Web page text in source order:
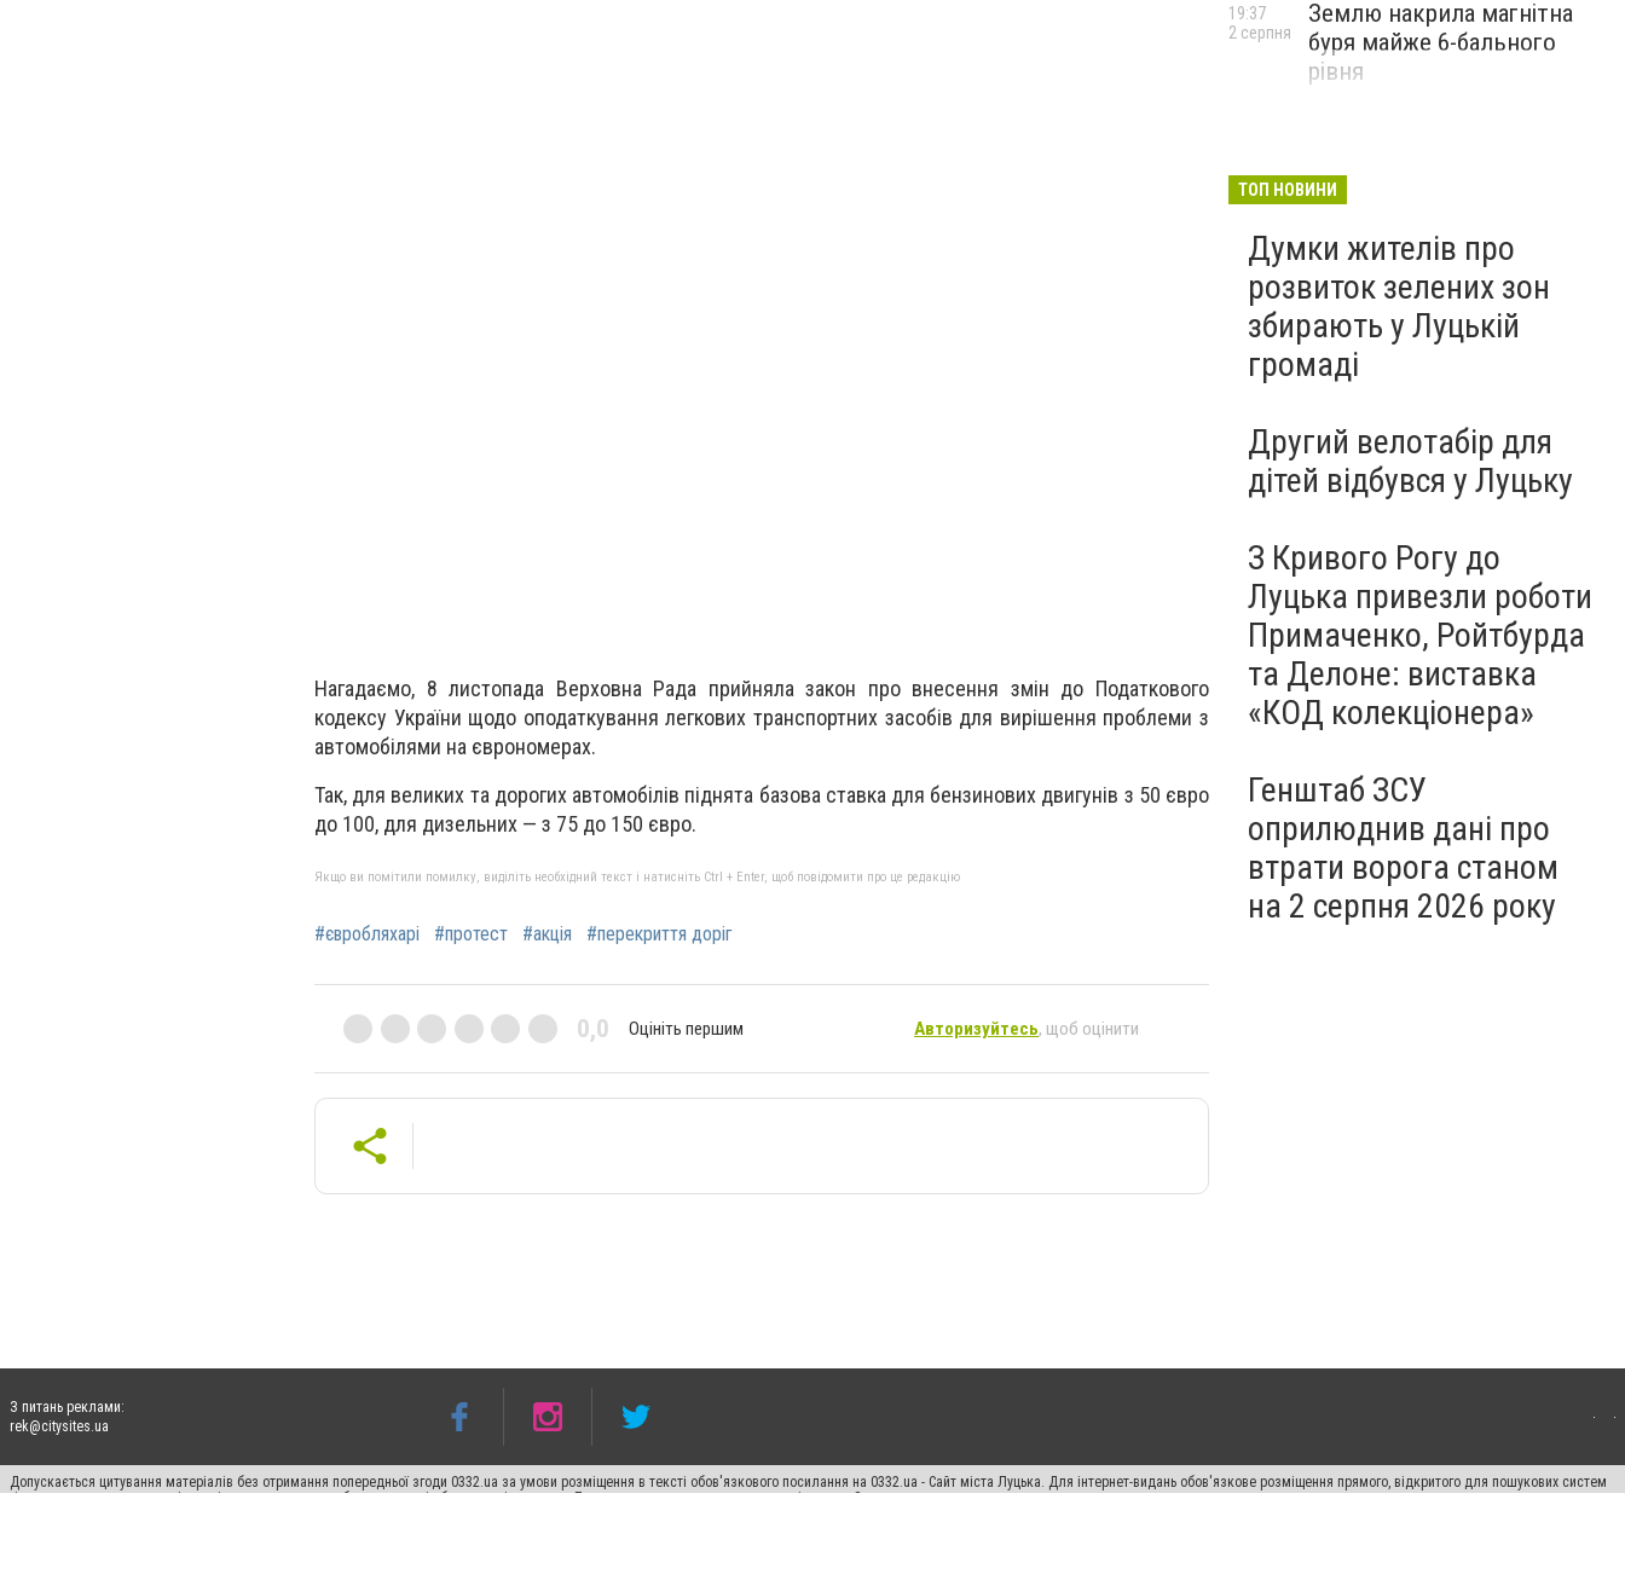
Нагадаємо, 8 листопада Верховна Рада прийняла закон про внесення змін до Податкового
кодексу України щодо оподаткування легкових транспортних засобів для вирішення проблеми з
автомобілями на єврономерах.
Так, для великих та дорогих автомобілів піднята базова ставка для бензинових двигунів з 50 євро
до 100, для дизельних — з 75 до 150 євро.
Якщо ви помітили помилку, виділіть необхідний текст і натисніть Ctrl + Enter, щоб повідомити про це редакцію
#євробляхарі #протест #акція #перекриття доріг
0,0 Оцініть першим Авторизуйтесь, щоб оцінити
Землю накрила магнітна
буря майже 6-бального
рівня
19:37
2 серпня
ТОП НОВИНИ
Думки жителів про
розвиток зелених зон
збирають у Луцькій
громаді
Другий велотабір для
дітей відбувся у Луцьку
З Кривого Рогу до
Луцька привезли роботи
Примаченко, Ройтбурда
та Делоне: виставка
«КОД колекціонера»
Генштаб ЗСУ
оприлюднив дані про
втрати ворога станом
на 2 серпня 2026 року
З питань реклами:
rek@citysites.ua
Допускається цитування матеріалів без отримання попередньої згоди 0332.ua за умови розміщення в тексті обов'язкового посилання на 0332.ua - Сайт міста Луцька. Для інтернет-видань обов'язкове розміщення прямого, відкритого для пошукових систем
гіперпосилання на цитовані статті не нижче другого абзацу в тексті або в якості джерела. Порушення виняткових прав переслідується Законом.